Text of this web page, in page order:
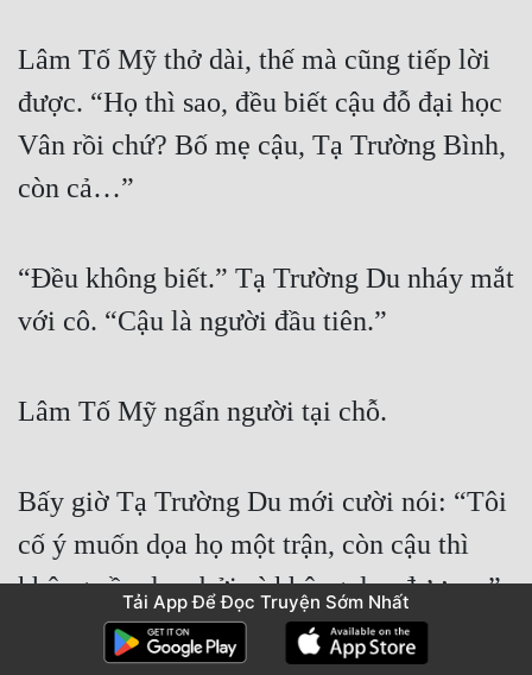
Lâm Tố Mỹ thở dài, thế mà cũng tiếp lời
được. “Họ thì sao, đều biết cậu đỗ đại học
Vân rồi chứ? Bố mẹ cậu, Tạ Trường Bình,
còn cả…”
“Đều không biết.” Tạ Trường Du nháy mắt
với cô. “Cậu là người đầu tiên.”
Lâm Tố Mỹ ngẩn người tại chỗ.
Bấy giờ Tạ Trường Du mới cười nói: “Tôi
cố ý muốn dọa họ một trận, còn cậu thì
không cần dọa, bởi vì không dọa được…”.
Tải App Để Đọc Truyện Sớm Nhất